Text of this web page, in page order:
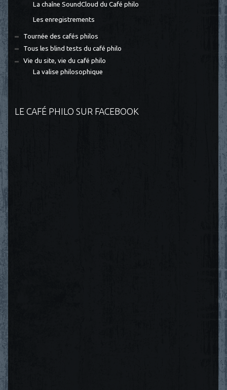
La chaîne SoundCloud du Café philo
Les enregistrements
Tournée des cafés philos
Tous les blind tests du café philo
Vie du site, vie du café philo
La valise philosophique
LE CAFÉ PHILO SUR FACEBOOK